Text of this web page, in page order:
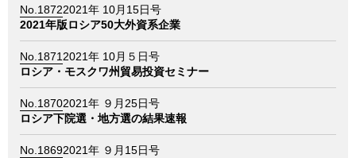
No.18722021年 10月15日号
2021年版ロシア50大外資系企業
No.1871 2021年 10月５日号
ロシア・モスクワ州貿易投資セミナー
No.18702021年 ９月25日号
ロシア下院選・地方選の結果速報
No.18692021年 ９月15日号